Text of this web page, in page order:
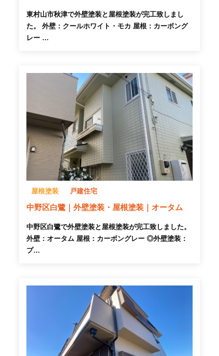
東村山市秋津で外壁塗装と屋根塗装が完工致しまし
た。 外壁：クールホワイト・モカ 屋根：カーボング
レー …
屋根塗装 戸建住宅
中野区白鷺｜外壁塗装・屋根塗装｜オータム
中野区白鷺で外壁塗装と屋根塗装が完工致しました。
外壁：オータム 屋根：カーボングレー ◎外壁塗装：
プ…